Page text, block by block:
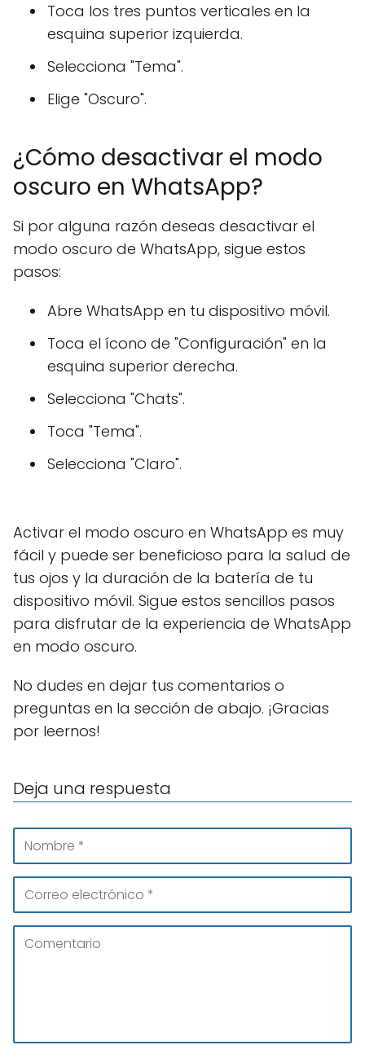
Toca los tres puntos verticales en la
esquina superior izquierda.
Selecciona "Tema".
Elige "Oscuro".
¿Cómo desactivar el modo
oscuro en WhatsApp?
Si por alguna razón deseas desactivar el
modo oscuro de WhatsApp, sigue estos
pasos:
Abre WhatsApp en tu dispositivo móvil.
Toca el ícono de "Configuración" en la
esquina superior derecha.
Selecciona "Chats".
Toca "Tema".
Selecciona "Claro".
Activar el modo oscuro en WhatsApp es muy
fácil y puede ser beneficioso para la salud de
tus ojos y la duración de la batería de tu
dispositivo móvil. Sigue estos sencillos pasos
para disfrutar de la experiencia de WhatsApp
en modo oscuro.
No dudes en dejar tus comentarios o
preguntas en la sección de abajo. ¡Gracias
por leernos!
Deja una respuesta